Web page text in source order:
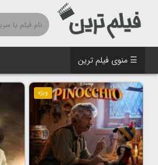
☰ منوی فیلم ترین
ویژه